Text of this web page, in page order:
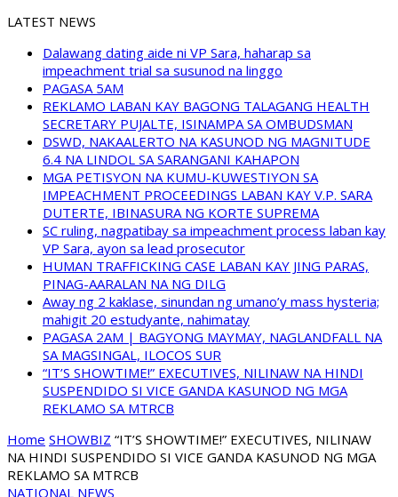
LATEST NEWS
Dalawang dating aide ni VP Sara, haharap sa
impeachment trial sa susunod na linggo
PAGASA 5AM
REKLAMO LABAN KAY BAGONG TALAGANG HEALTH
SECRETARY PUJALTE, ISINAMPA SA OMBUDSMAN
DSWD, NAKAALERTO NA KASUNOD NG MAGNITUDE
6.4 NA LINDOL SA SARANGANI KAHAPON
MGA PETISYON NA KUMU-KUWESTIYON SA
IMPEACHMENT PROCEEDINGS LABAN KAY V.P. SARA
DUTERTE, IBINASURA NG KORTE SUPREMA
SC ruling, nagpatibay sa impeachment process laban kay
VP Sara, ayon sa lead prosecutor
HUMAN TRAFFICKING CASE LABAN KAY JING PARAS,
PINAG-AARALAN NA NG DILG
Away ng 2 kaklase, sinundan ng umano’y mass hysteria;
mahigit 20 estudyante, nahimatay
PAGASA 2AM | BAGYONG MAYMAY, NAGLANDFALL NA
SA MAGSINGAL, ILOCOS SUR
“IT’S SHOWTIME!” EXECUTIVES, NILINAW NA HINDI
SUSPENDIDO SI VICE GANDA KASUNOD NG MGA
REKLAMO SA MTRCB
Home SHOWBIZ “IT’S SHOWTIME!” EXECUTIVES, NILINAW
NA HINDI SUSPENDIDO SI VICE GANDA KASUNOD NG MGA
REKLAMO SA MTRCB
NATIONAL NEWS